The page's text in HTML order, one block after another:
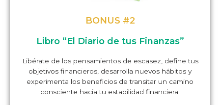
BONUS #2
Libro “El Diario de tus Finanzas”
Libérate de los pensamientos de escasez, define tus
objetivos financieros, desarrolla nuevos hábitos y
experimenta los beneficios de transitar un camino
consciente hacia tu estabilidad financiera.